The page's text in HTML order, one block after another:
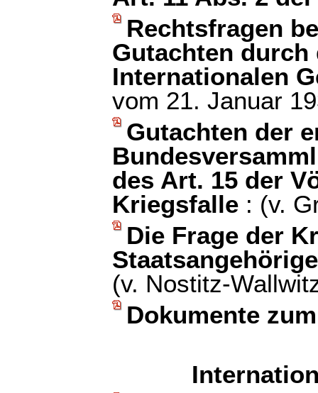
Rechtsfragen
Gutachten durch
Internationalen
vom 21. Januar
Gutachten der
des Art. 15 der
Kriegsfalle : (v.
Die Frage der
(v. Nostitz-
Dokumente